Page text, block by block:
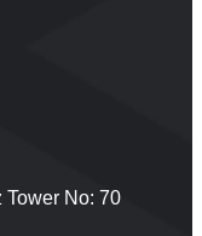
Tower No: 70